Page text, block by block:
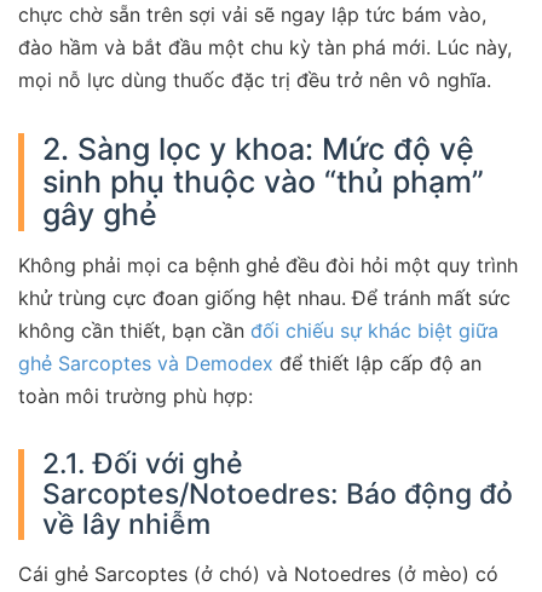
chực chờ sẵn trên sợi vải sẽ ngay lập tức bám vào,
đào hầm và bắt đầu một chu kỳ tàn phá mới. Lúc này,
mọi nỗ lực dùng thuốc đặc trị đều trở nên vô nghĩa.
2. Sàng lọc y khoa: Mức độ vệ
sinh phụ thuộc vào “thủ phạm”
gây ghẻ
Không phải mọi ca bệnh ghẻ đều đòi hỏi một quy trình
khử trùng cực đoan giống hệt nhau. Để tránh mất sức
không cần thiết, bạn cần đối chiếu sự khác biệt giữa
ghẻ Sarcoptes và Demodex để thiết lập cấp độ an
toàn môi trường phù hợp:
2.1. Đối với ghẻ
Sarcoptes/Notoedres: Báo động đỏ
về lây nhiễm
Cái ghẻ Sarcoptes (ở chó) và Notoedres (ở mèo) có